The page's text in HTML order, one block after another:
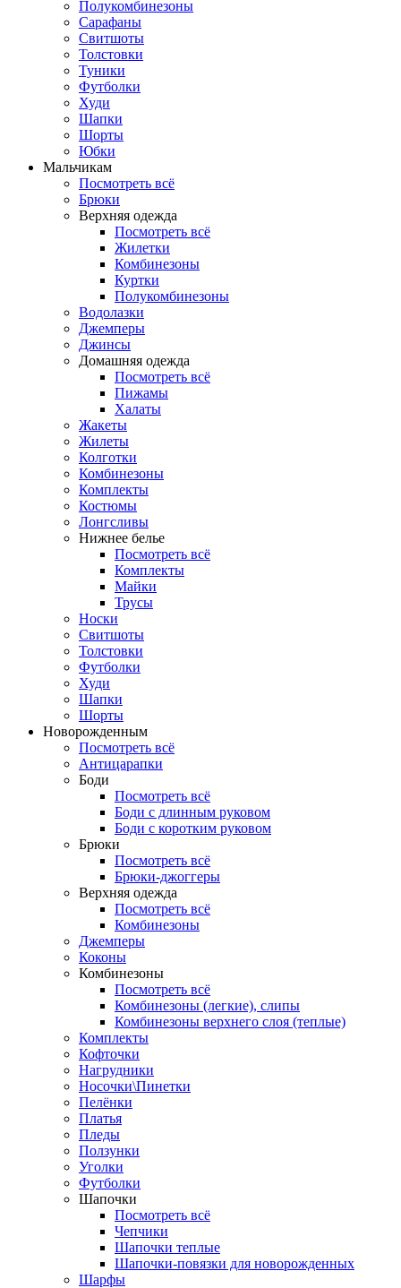
Полукомбинезоны
Сарафаны
Свитшоты
Толстовки
Туники
Футболки
Худи
Шапки
Шорты
Юбки
Мальчикам
Посмотреть всё
Брюки
Верхняя одежда
Посмотреть всё
Жилетки
Комбинезоны
Куртки
Полукомбинезоны
Водолазки
Джемперы
Джинсы
Домашняя одежда
Посмотреть всё
Пижамы
Халаты
Жакеты
Жилеты
Колготки
Комбинезоны
Комплекты
Костюмы
Лонгсливы
Нижнее белье
Посмотреть всё
Комплекты
Майки
Трусы
Носки
Свитшоты
Толстовки
Футболки
Худи
Шапки
Шорты
Новорожденным
Посмотреть всё
Антицарапки
Боди
Посмотреть всё
Боди с длинным руковом
Боди с коротким руковом
Брюки
Посмотреть всё
Брюки-джоггеры
Верхняя одежда
Посмотреть всё
Комбинезоны
Джемперы
Коконы
Комбинезоны
Посмотреть всё
Комбинезоны (легкие), слипы
Комбинезоны верхнего слоя (теплые)
Комплекты
Кофточки
Нагрудники
Носочки\Пинетки
Пелёнки
Платья
Пледы
Ползунки
Уголки
Футболки
Шапочки
Посмотреть всё
Чепчики
Шапочки теплые
Шапочки-повязки для новорожденных
Шарфы